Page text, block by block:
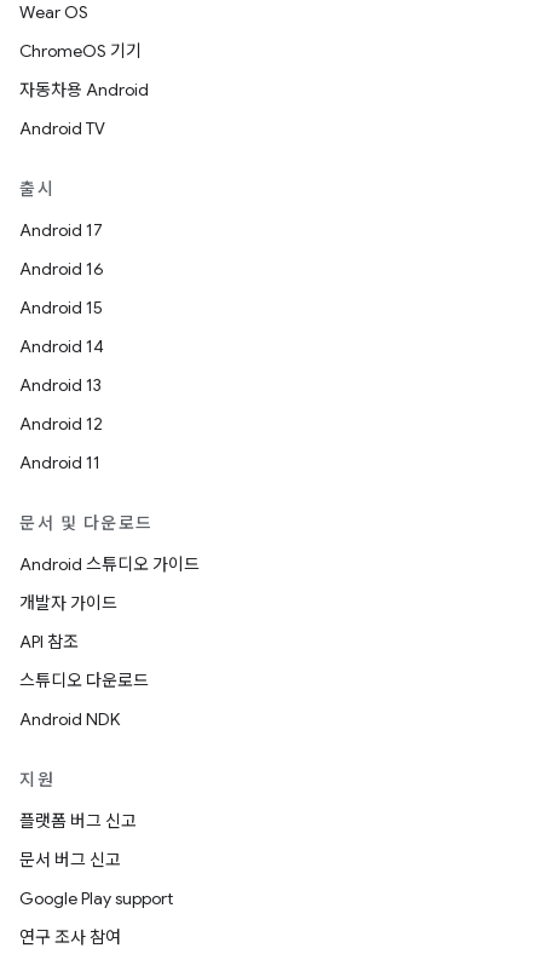
Wear OS
ChromeOS 기기
자동차용 Android
Android TV
출시
Android 17
Android 16
Android 15
Android 14
Android 13
Android 12
Android 11
문서 및 다운로드
Android 스튜디오 가이드
개발자 가이드
API 참조
스튜디오 다운로드
Android NDK
지원
플랫폼 버그 신고
문서 버그 신고
Google Play support
연구 조사 참여